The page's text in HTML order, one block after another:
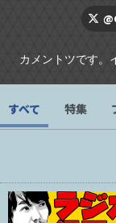
カメントツです。
すべて 特集